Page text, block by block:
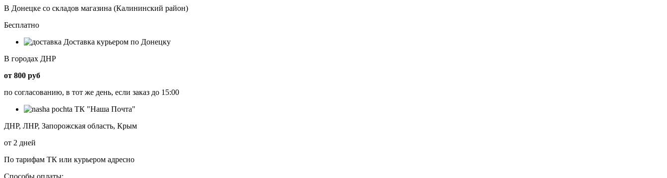
В Донецке со складов магазина (Калининский район)
Бесплатно
Доставка курьером по Донецку
В городах ДНР
от 800 руб
по согласованию, в тот же день, если заказ до 15:00
ТК "Наша Почта"
ДНР, ЛНР, Запорожская область, Крым
от 2 дней
По тарифам ТК или курьером адресно
Способы оплаты: